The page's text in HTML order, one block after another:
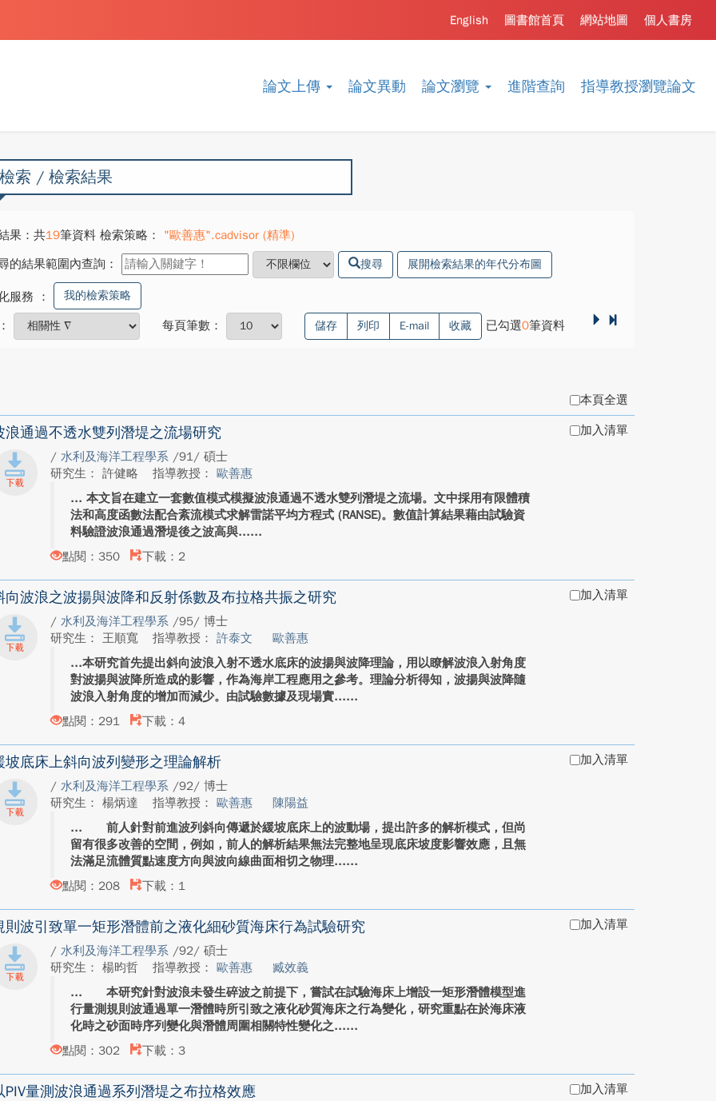
論文上傳 論文異動 論文瀏覽 進階查詢 指導教授瀏覽論文
個人書房
網站地圖
圖書館首頁
English
索 / 檢索結果
果：共19筆資料 檢索策略：
"歐善惠".cadvisor (精準)
的結果範圍內查詢：
搜尋 展開檢索結果的年代分布圖
服務 ： 我的檢索策略
每頁筆數： 儲存 列印 E-mail 收藏 已勾選0筆資料
本頁全選
浪通過不透水雙列潛堤之流場研究
/水利及海洋工程學系 /91/ 碩士
研究生： 許健略
指導教授：歐善惠
本文旨在建立一套數值模式模擬波浪通過不透水雙列潛堤之流場。文中採用有限體積
法和高度函數法配合紊流模式求解雷諾平均方程式 (RANSE)。數值計算結果藉由試驗資
料驗證波浪通過潛堤後之波高與...
點閱：350
下載：2
加入清單
向波浪之波揚與波降和反射係數及布拉格共振之研究
/水利及海洋工程學系 /95/ 博士
研究生： 王順寬
指導教授：許泰文
歐善惠
本研究首先提出斜向波浪入射不透水底床的波揚與波降理論，用以瞭解波浪入射角度
對波揚與波降所造成的影響，作為海岸工程應用之參考。理論分析得知，波揚與波降隨
波浪入射角度的增加而減少。由試驗數據及現場實...
點閱：291
下載：4
加入清單
坡底床上斜向波列變形之理論解析
/水利及海洋工程學系 /92/ 博士
研究生： 楊炳達
指導教授：歐善惠
陳陽益
前人針對前進波列斜向傳遞於緩坡底床上的波動場，提出許多的解析模式，但尚
留有很多改善的空間，例如，前人的解析結果無法完整地呈現底床坡度影響效應，且無
法滿足流體質點速度方向與波向線曲面相切之物理...
點閱：208
下載：1
加入清單
則波引致單一矩形潛體前之液化細砂質海床行為試驗研究
/水利及海洋工程學系 /92/ 碩士
研究生： 楊昀哲
指導教授：歐善惠
臧效義
本研究針對波浪未發生碎波之前提下，嘗試在試驗海床上增設一矩形潛體模型進
行量測規則波通過單一潛體時所引致之液化砂質海床之行為變化，研究重點在於海床液
化時之砂面時序列變化與潛體周圍相關特性變化之...
點閱：302
下載：3
加入清單
PIV量測波浪通過系列潛堤之布拉格效應 加入清單